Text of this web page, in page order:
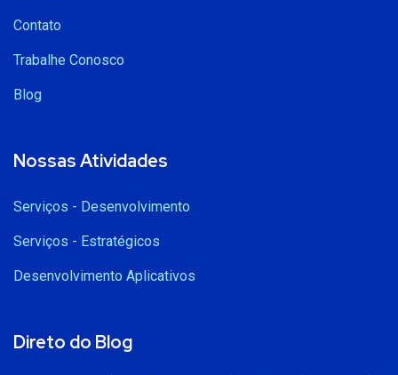
Contato
Trabalhe Conosco
Blog
Nossas Atividades
Serviços - Desenvolvimento
Serviços - Estratégicos
Desenvolvimento Aplicativos
Direto do Blog